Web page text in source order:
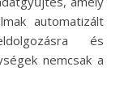
automatizált
és
nemcsak a